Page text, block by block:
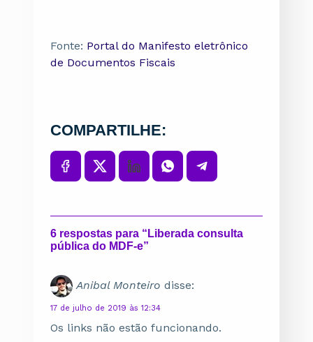
Fonte: Portal do Manifesto eletrônico
de Documentos Fiscais
COMPARTILHE:
6 respostas para “Liberada consulta
pública do MDF-e”
Anibal Monteiro disse:
17 de julho de 2019 às 12:34
Os links não estão funcionando.